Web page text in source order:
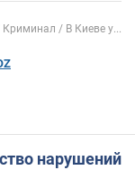
Криминал В Киеве у...
нарушений